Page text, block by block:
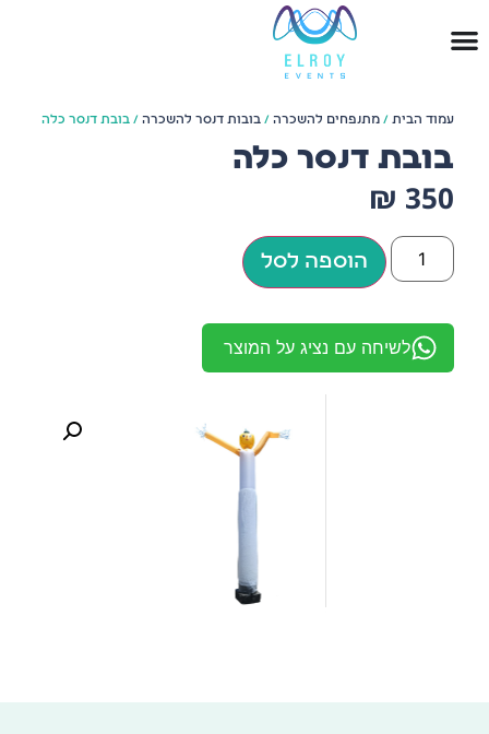
עמוד הבית /מתנפחים להשכרה /בובות דנסר להשכרה / בובת דנסר כלה
בובת דנסר כלה
₪ 350
הוספה לסל
לשיחה עם נציג על המוצר